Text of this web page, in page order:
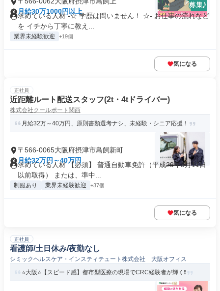
月給30万1000円以上
求めている人材 -☆ 学歴は問いません！ ☆- お仕事の流れなど
を イチから丁寧に教え...
業界未経験歓迎 +19個
気になる
正社員
近距離ルート配送スタッフ(2t・4tドライバー)
株式会社クールポート関西
月給32万～40万円、原則書類選考ナシ、未経験・シニア応援！
〒566-0065大阪府摂津市鳥飼新町
月給32万円～40万円
求めている人材 【必須】 普通自動車免許（平成29年3月11日
以前取得） または、準中...
制服あり 業界未経験歓迎 +37個
気になる
正社員
看護師/土日休み/夜勤なし
シミックヘルスケア・インスティテュート株式会社 大阪オフィス
⭐大阪⭐【スピード感】都市型医療の現場でCRC経験者が輝く❗️